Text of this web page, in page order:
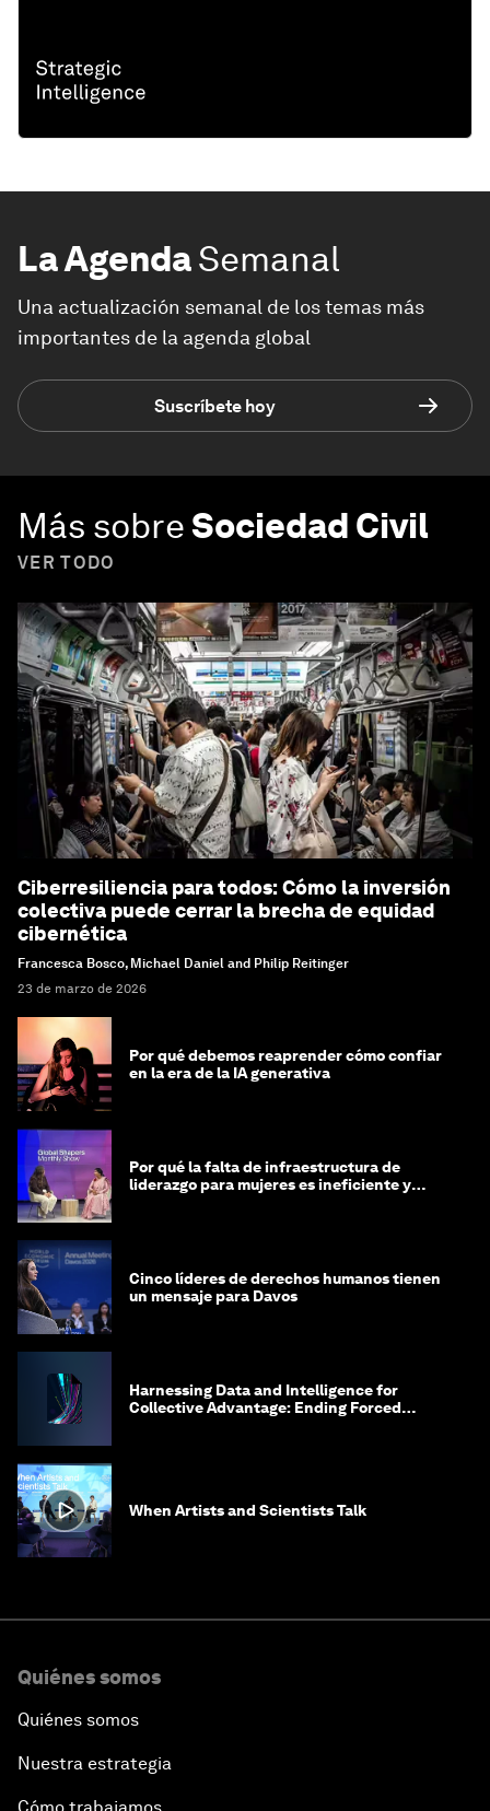
La AgendaSemanal
Una actualización semanal de los temas más
importantes de la agenda global
Suscríbete hoy
Más sobreSociedad Civil
VER TODO
Ciberresiliencia para todos: Cómo la inversión
colectiva puede cerrar la brecha de equidad
cibernética
Francesca Bosco, Michael Daniel and Philip Reitinger
23 de marzo de 2026
Por qué debemos reaprender cómo confiar
en la era de la IA generativa
Por qué la falta de infraestructura de
liderazgo para mujeres es ineficiente y
Cinco líderes de derechos humanos tienen
un mensaje para Davos
Harnessing Data and Intelligence for
Collective Advantage: Ending Forced
When Artists and Scientists Talk
Quiénes somos
Quiénes somos
Nuestra estrategia